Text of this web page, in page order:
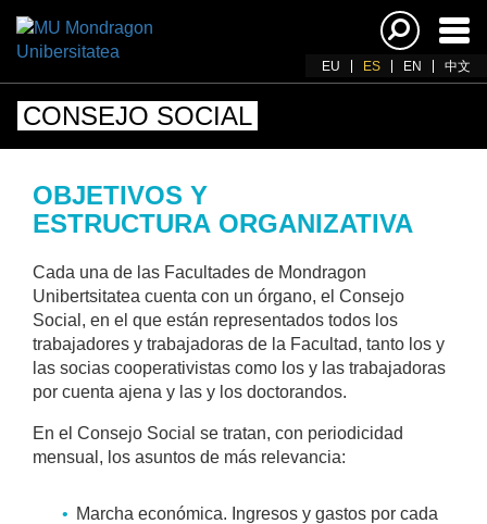
EU ES EN 中文
CONSEJO SOCIAL
OBJETIVOS Y
ESTRUCTURA ORGANIZATIVA
Cada una de las Facultades de Mondragon
Unibertsitatea cuenta con un órgano, el Consejo
Social, en el que están representados todos los
trabajadores y trabajadoras de la Facultad, tanto los y
las socias cooperativistas como los y las trabajadoras
por cuenta ajena y las y los doctorandos.
En el Consejo Social se tratan, con periodicidad
mensual, los asuntos de más relevancia:
Marcha económica. Ingresos y gastos por cada